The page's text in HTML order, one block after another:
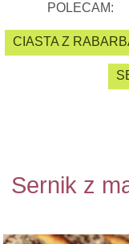
POLECAM:
CIASTA Z
Sernik z